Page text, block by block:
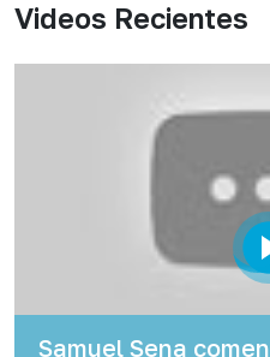
Videos Recientes
Samuel Sena